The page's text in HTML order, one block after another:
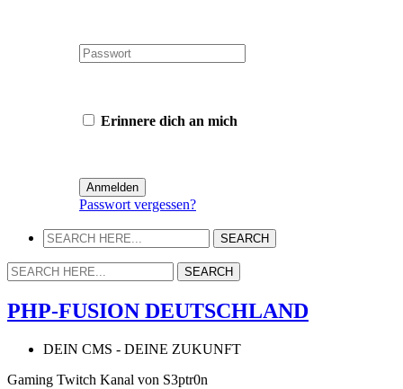
Erinnere dich an mich
Passwort vergessen?
PHP-FUSION DEUTSCHLAND
DEIN CMS - DEINE ZUKUNFT
Gaming Twitch Kanal von S3ptr0n